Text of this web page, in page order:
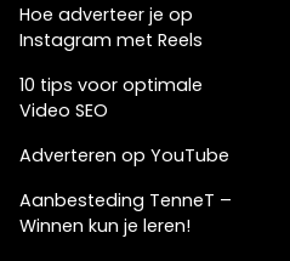
Hoe adverteer je op
Instagram met Reels
10 tips voor optimale
Video SEO
Adverteren op YouTube
Aanbesteding TenneT –
Winnen kun je leren!